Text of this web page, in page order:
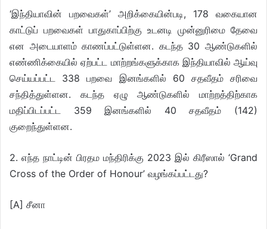
‘இந்தியாவின் பறவைகள்’ அறிக்கையின்படி, 178 வகையான
காட்டுப் பறவைகள் பாதுகாப்பிற்கு உடனடி முன்னுரிமை தேவை
என அடையாளம் காணப்பட்டுள்ளன. கடந்த 30 ஆண்டுகளில்
எண்ணிக்கையில் ஏற்பட்ட மாற்றங்களுக்காக இந்தியாவில் ஆய்வு
செய்யப்பட்ட 338 பறவை இனங்களில் 60 சதவீதம் சரிவை
சந்தித்துள்ளன. கடந்த ஏழு ஆண்டுகளில் மாற்றத்திற்காக
மதிப்பிடப்பட்ட 359 இனங்களில் 40 சதவீதம் (142)
குறைந்துள்ளன.
2. எந்த நாட்டின் பிரதம மந்திரிக்கு 2023 இல் கிரீஸால் ‘Grand
Cross of the Order of Honour’ வழங்கப்பட்டது?
[A] சீனா